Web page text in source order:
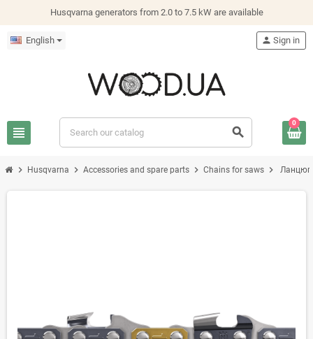
Husqvarna generators from 2.0 to 7.5 kW are available
English
view_headline search
person Sign in
0
chevron_right Husqvarna chevron_right Accessories and spare parts chevron_right Chains for saws chevron_right